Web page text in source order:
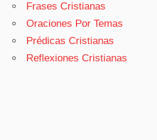
Frases Cristianas
Oraciones Por Temas
Prédicas Cristianas
Reflexiones Cristianas